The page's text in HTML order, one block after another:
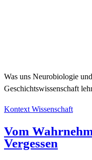
Was uns Neurobiologie
Geschichtswissenschaft
Kontext Wissenschaft
Vom
Vergessen